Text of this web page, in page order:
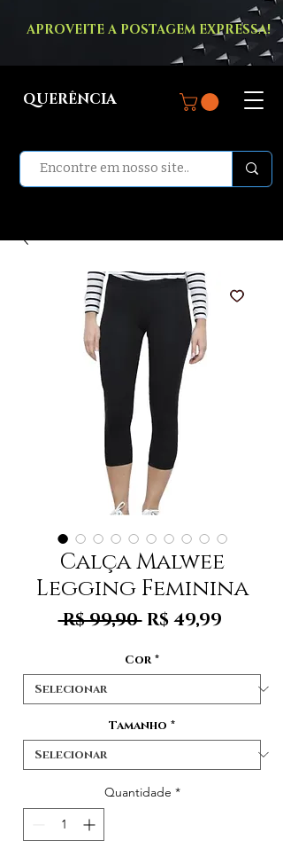
APROVEITE A POSTAGEM EXPRESSA!
QUERÊNCIA
Calça Malwee
Legging Feminina
R$ 99,90 Preço
R$ 49,99Preço
Cor *
Tamanho *
Quantidade *